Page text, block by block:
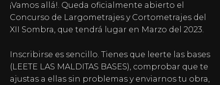
¡Vamos allá!. Queda oficialmente abierto el
Concurso de Largometrajes y Cortometrajes del
XII Sombra, que tendrá lugar en Marzo del 2023.
Inscribirse es sencillo. Tienes que leerte las bases
(LEETE LAS MALDITAS BASES), comprobar que te
ajustas a ellas sin problemas y enviarnos tu obra,